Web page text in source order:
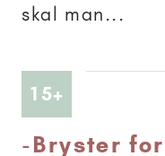
skal man...
15+ Artikler
-Bryster